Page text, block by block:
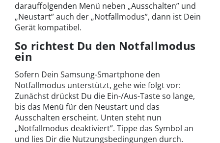
darauffolgenden Menü neben „Ausschalten” und
„Neustart” auch der „Notfallmodus”, dann ist Dein
Gerät kompatibel.
So richtest Du den Notfallmodus
ein
Sofern Dein Samsung-Smartphone den
Notfallmodus unterstützt, gehe wie folgt vor:
Zunächst drückst Du die Ein-/Aus-Taste so lange,
bis das Menü für den Neustart und das
Ausschalten erscheint. Unten steht nun
„Notfallmodus deaktiviert”. Tippe das Symbol an
und lies Dir die Nutzungsbedingungen durch.